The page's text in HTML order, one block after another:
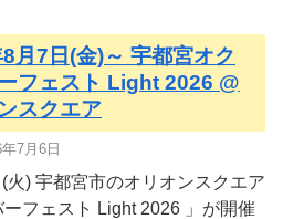
月7日(金)～ 宇都宮オク
ーフェスト Light 2026 @
スクエア
7月6日
) 宇都宮市のオリオンスクエア
フェスト Light 2026 」が開催